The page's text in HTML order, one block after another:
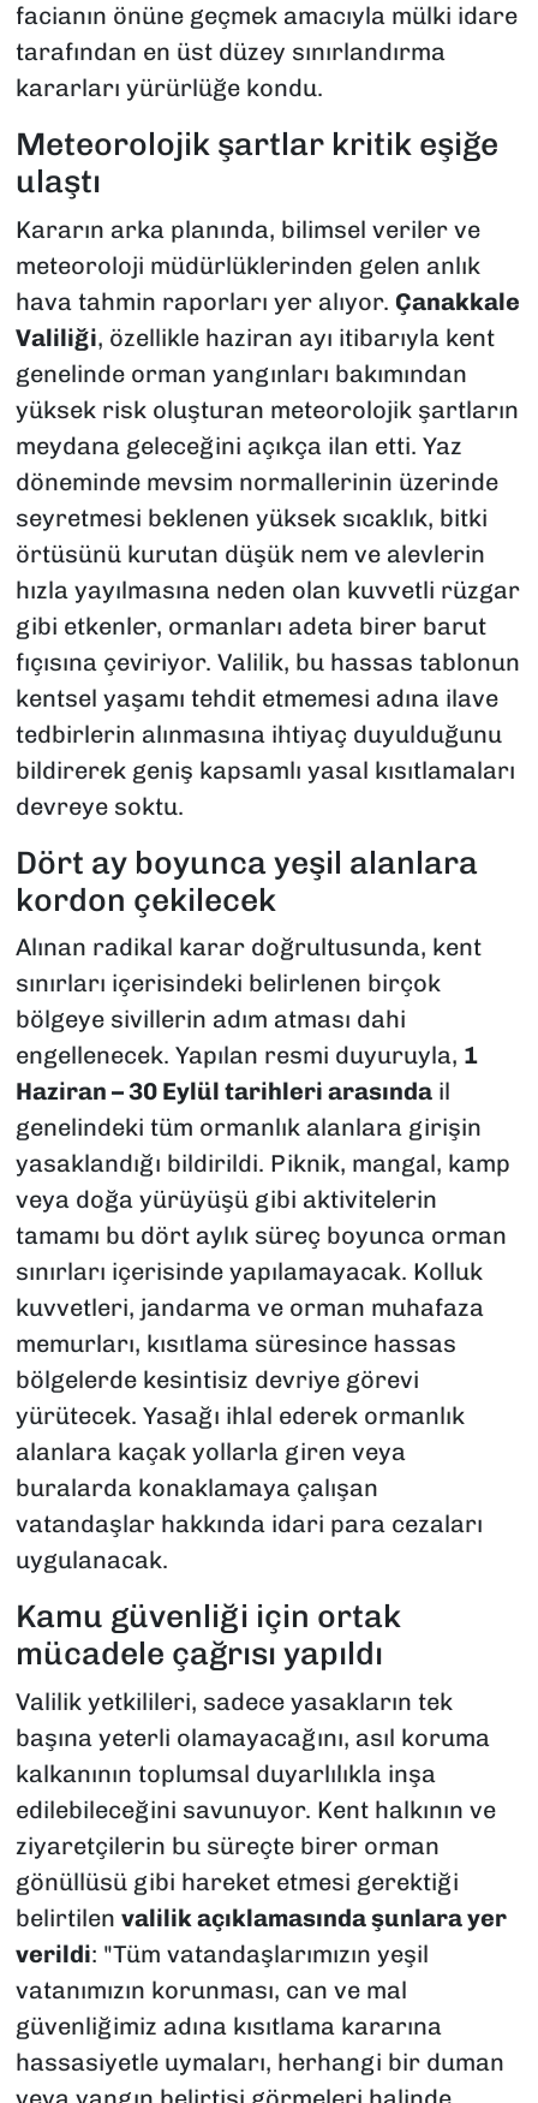
facianın önüne geçmek amacıyla mülki idare
tarafından en üst düzey sınırlandırma
kararları yürürlüğe kondu.
​Meteorolojik şartlar kritik eşiğe
ulaştı
​Kararın arka planında, bilimsel veriler ve
meteoroloji müdürlüklerinden gelen anlık
hava tahmin raporları yer alıyor. Çanakkale
Valiliği, özellikle haziran ayı itibarıyla kent
genelinde orman yangınları bakımından
yüksek risk oluşturan meteorolojik şartların
meydana geleceğini açıkça ilan etti. Yaz
döneminde mevsim normallerinin üzerinde
seyretmesi beklenen yüksek sıcaklık, bitki
örtüsünü kurutan düşük nem ve alevlerin
hızla yayılmasına neden olan kuvvetli rüzgar
gibi etkenler, ormanları adeta birer barut
fıçısına çeviriyor. Valilik, bu hassas tablonun
kentsel yaşamı tehdit etmemesi adına ilave
tedbirlerin alınmasına ihtiyaç duyulduğunu
bildirerek geniş kapsamlı yasal kısıtlamaları
devreye soktu.
​Dört ay boyunca yeşil alanlara
kordon çekilecek
​Alınan radikal karar doğrultusunda, kent
sınırları içerisindeki belirlenen birçok
bölgeye sivillerin adım atması dahi
engellenecek. Yapılan resmi duyuruyla, 1
Haziran – 30 Eylül tarihleri arasındail
genelindeki tüm ormanlık alanlara girişin
yasaklandığı bildirildi. Piknik, mangal, kamp
veya doğa yürüyüşü gibi aktivitelerin
tamamı bu dört aylık süreç boyunca orman
sınırları içerisinde yapılamayacak. Kolluk
kuvvetleri, jandarma ve orman muhafaza
memurları, kısıtlama süresince hassas
bölgelerde kesintisiz devriye görevi
yürütecek. Yasağı ihlal ederek ormanlık
alanlara kaçak yollarla giren veya
buralarda konaklamaya çalışan
vatandaşlar hakkında idari para cezaları
uygulanacak.
​Kamu güvenliği için ortak
mücadele çağrısı yapıldı
​Valilik yetkilileri, sadece yasakların tek
başına yeterli olamayacağını, asıl koruma
kalkanının toplumsal duyarlılıkla inşa
edilebileceğini savunuyor. Kent halkının ve
ziyaretçilerin bu süreçte birer orman
gönüllüsü gibi hareket etmesi gerektiği
belirtilen valilik açıklamasında şunlara yer
verildi: "Tüm vatandaşlarımızın yeşil
vatanımızın korunması, can ve mal
güvenliğimiz adına kısıtlama kararına
hassasiyetle uymaları, herhangi bir duman